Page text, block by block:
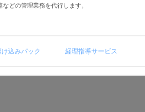
どの管理業務を代行します。
込みパック 経理指導サービス